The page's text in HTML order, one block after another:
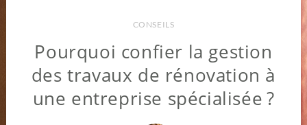
CONSEILS
Pourquoi confier la gestion
des travaux de rénovation à
une entreprise spécialisée ?